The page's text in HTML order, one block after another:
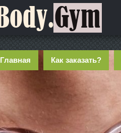
Главная Как заказать?